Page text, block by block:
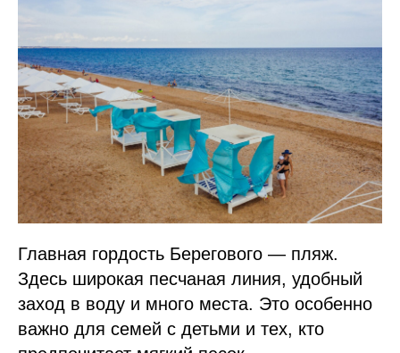
Главная гордость Берегового — пляж.
Здесь широкая песчаная линия, удобный
заход в воду и много места. Это особенно
важно для семей с детьми и тех, кто